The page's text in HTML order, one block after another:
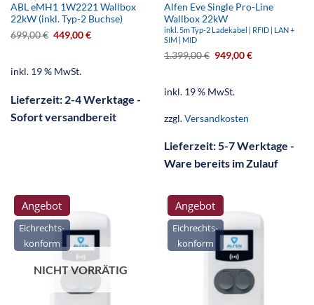
ABL eMH1 1W2221 Wallbox
22kW (inkl. Typ-2 Buchse)
699,00€ 449,00€
inkl. 19 % MwSt.
Lieferzeit: 2-4 Werktage -
Sofort versandbereit
Alfen Eve Single Pro-Line
Wallbox 22kW
inkl. 5m Typ-2 Ladekabel | RFID | LAN +
SIM | MID
1.399,00€ 949,00€
inkl. 19 % MwSt.
zzgl.Versandkosten
Lieferzeit:5-7 Werktage -
Ware bereits im Zulauf
Angebot
Eichrechts-
konform
NICHT VORRÄTIG
Angebot
Eichrechts-
konform